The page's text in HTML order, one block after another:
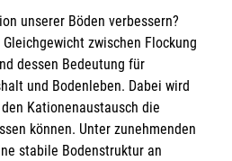
unserer Böden verbessern?
zwischen Flockung
dessen Bedeutung für
und Bodenleben. Dabei wird
Kationenaustausch die
können. Unter zunehmenden
stabile Bodenstruktur an